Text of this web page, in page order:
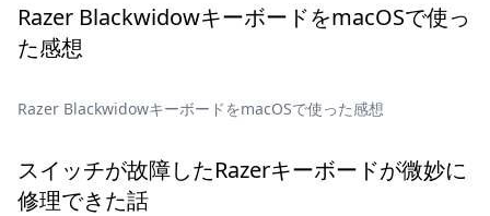
Razer BlackwidowキーボードをmacOSで使っ
た感想
Razer BlackwidowキーボードをmacOSで使った感想
スイッチが故障したRazerキーボードが微妙に
修理できた話